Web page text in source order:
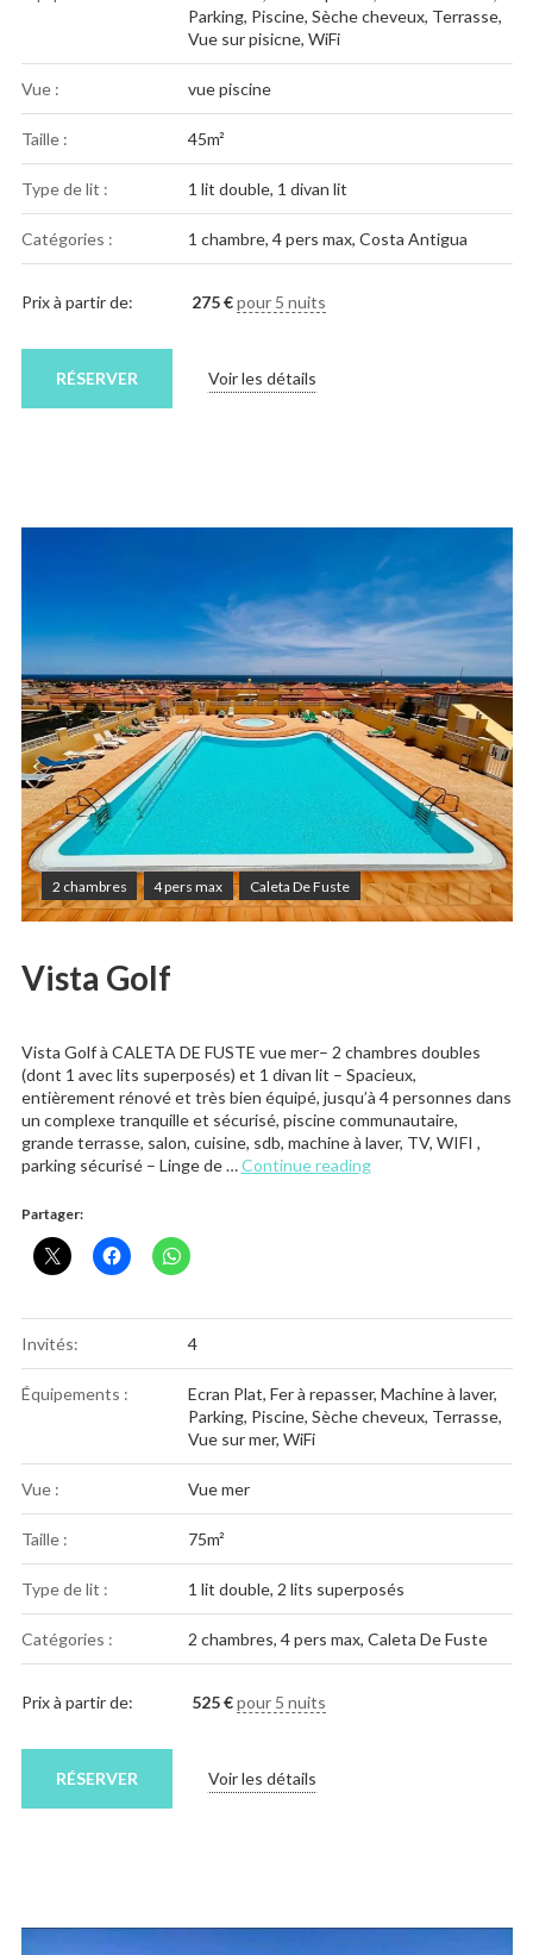
Parking, Piscine, Sèche cheveux, Terrasse,
Vue sur pisicne, WiFi
Vue : vue piscine
Taille : 45m²
Type de lit : 1 lit double, 1 divan lit
Catégories : 1 chambre, 4 pers max, Costa Antigua
Prix à partir de: 275€ pour 5 nuits
Voir les détails
RÉSERVER
2 chambres 4 pers max Caleta De Fuste
Vista Golf
Vista Golf à CALETA DE FUSTE vue mer– 2 chambres doubles
(dont 1 avec lits superposés) et 1 divan lit – Spacieux,
entièrement rénové et très bien équipé, jusqu’à 4 personnes dans
un complexe tranquille et sécurisé, piscine communautaire,
grande terrasse, salon, cuisine, sdb, machine à laver, TV, WIFI ,
parking sécurisé – Linge de …Continue reading« Vista Golf »
Partager:
Invités: 4
Équipements : Ecran Plat, Fer à repasser, Machine à laver,
Parking, Piscine, Sèche cheveux, Terrasse,
Vue sur mer, WiFi
Vue : Vue mer
Taille : 75m²
Type de lit : 1 lit double, 2 lits superposés
Catégories : 2 chambres, 4 pers max, Caleta De Fuste
Prix à partir de: 525€ pour 5 nuits
Voir les détails
RÉSERVER